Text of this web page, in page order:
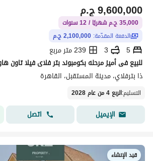
ج.م9,600,000
35,000 ج.م شهريًا / 12 سنوات
الدفعة المقدّمة: 2,100,000 ج.م
5
3
239 متر مربع
ذا بترفلاي، مدينة المستقبل، القاهرة
التسليم:الربع 4 من عام 2028
الإيميل اتصل
قيد الإنشاء